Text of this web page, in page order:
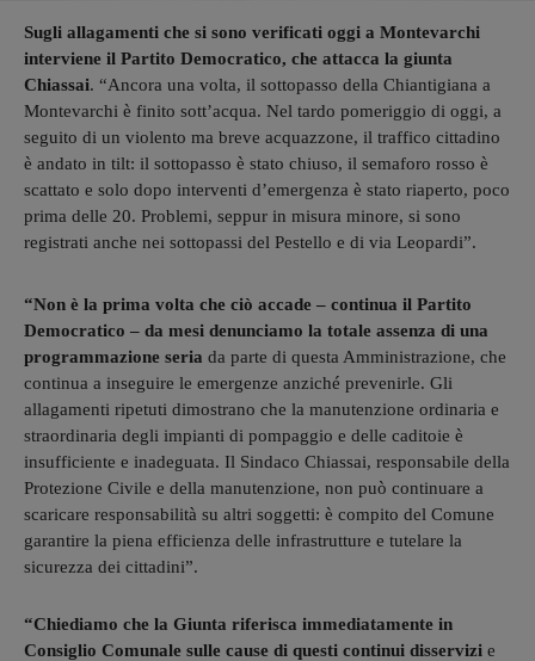
Sugli allagamenti che si sono verificati oggi a Montevarchi
interviene il Partito Democratico, che attacca la giunta
Chiassai. “Ancora una volta, il sottopasso della Chiantigiana a
Montevarchi è finito sott’acqua. Nel tardo pomeriggio di oggi, a
seguito di un violento ma breve acquazzone, il traffico cittadino
è andato in tilt: il sottopasso è stato chiuso, il semaforo rosso è
scattato e solo dopo interventi d’emergenza è stato riaperto, poco
prima delle 20. Problemi, seppur in misura minore, si sono
registrati anche nei sottopassi del Pestello e di via Leopardi”.
“Non è la prima volta che ciò accade – continua il Partito
Democratico – da mesi denunciamo la totale assenza di una
programmazione seria da parte di questa Amministrazione, che
continua a inseguire le emergenze anziché prevenirle. Gli
allagamenti ripetuti dimostrano che la manutenzione ordinaria e
straordinaria degli impianti di pompaggio e delle caditoie è
insufficiente e inadeguata. Il Sindaco Chiassai, responsabile della
Protezione Civile e della manutenzione, non può continuare a
scaricare responsabilità su altri soggetti: è compito del Comune
garantire la piena efficienza delle infrastrutture e tutelare la
sicurezza dei cittadini”.
“Chiediamo che la Giunta riferisca immediatamente in
Consiglio Comunale sulle cause di questi continui disservizi e